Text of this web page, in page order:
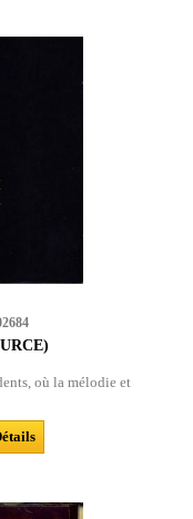
où la mélodie et